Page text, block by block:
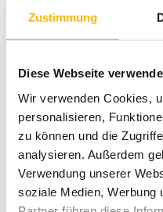
Zustimmung
Diese Webseite
Wir verwenden Cookies,
personalisieren,
zu können und die
analysieren. Außerdem
Verwendung unserer
soziale Medien, Werbung
Innere Medizin